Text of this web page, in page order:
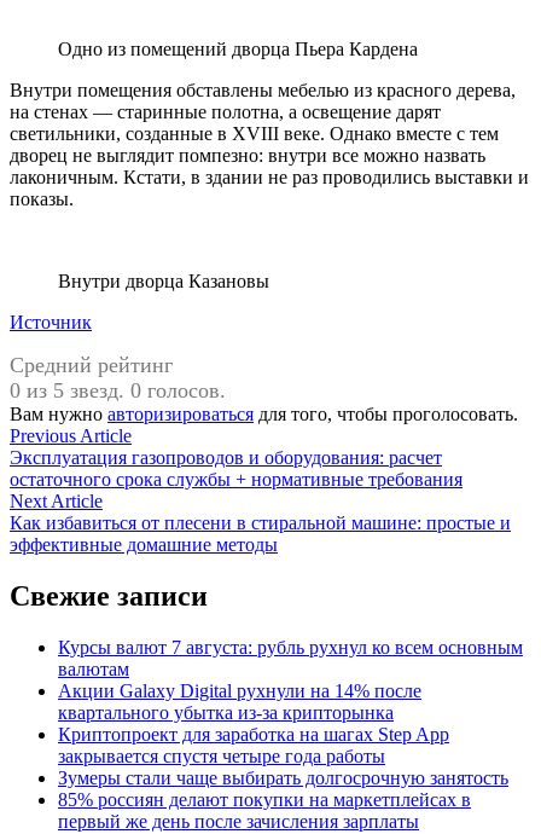
Одно из помещений дворца Пьера Кардена
Внутри помещения обставлены мебелью из красного дерева,
на стенах — старинные полотна, а освещение дарят
светильники, созданные в XVIII веке. Однако вместе с тем
дворец не выглядит помпезно: внутри все можно назвать
лаконичным. Кстати, в здании не раз проводились выставки и
показы.
Внутри дворца Казановы
Источник
Средний рейтинг
0 из 5 звезд. 0 голосов.
Вам нужно авторизироваться для того, чтобы проголосовать.
Навигация
по
записям
Previous ArticlePrevious
article:
Эксплуатация газопроводов и оборудования: расчет
остаточного срока службы + нормативные требования
Next ArticleNext
article:
Как избавиться от плесени в стиральной машине: простые и
эффективные домашние методы
Свежие записи
Курсы валют 7 августа: рубль рухнул ко всем основным
валютам
Акции Galaxy Digital рухнули на 14% после
квартального убытка из-за крипторынка
Криптопроект для заработка на шагах Step App
закрывается спустя четыре года работы
Зумеры стали чаще выбирать долгосрочную занятость
85% россиян делают покупки на маркетплейсах в
первый же день после зачисления зарплаты